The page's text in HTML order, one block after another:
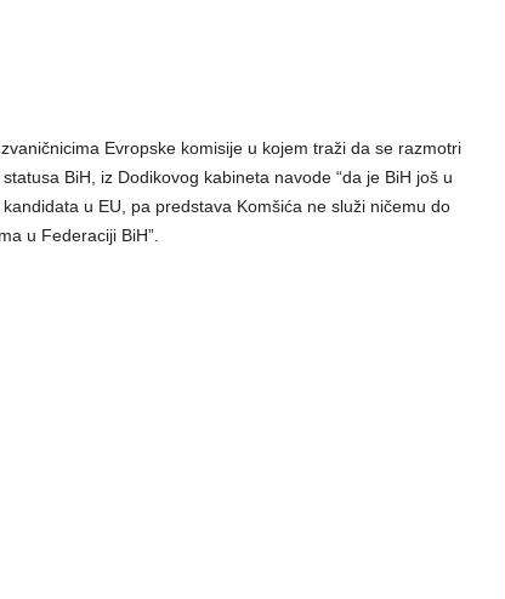
Evropske komisije u kojem traži da se razmotri
BiH, iz Dodikovog kabineta navode “da je BiH još u
u EU, pa predstava Komšića ne služi ničemu do
u Federaciji BiH”.